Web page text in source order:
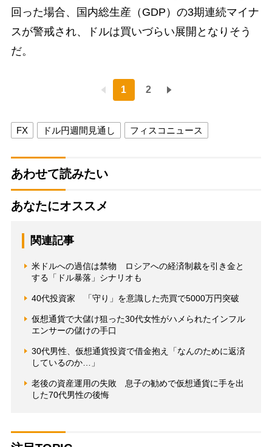
回った場合、国内総生産（GDP）の3期連続マイナ
スが警戒され、ドルは買いづらい展開となりそう
だ。
1 2
FX ドル円週間見通し フィスコニュース
あわせて読みたい
あなたにオススメ
関連記事
米ドルへの過信は禁物 ロシアへの経済制裁を引き金と
する「ドル暴落」シナリオも
40代投資家 「守り」を意識した売買で5000万円突破
仮想通貨で大儲け狙った30代女性がハメられたインフル
エンサーの儲けの手口
30代男性、仮想通貨投資で借金抱え「なんのために返済
しているのか…」
老後の資産運用の失敗 息子の勧めで仮想通貨に手を出
した70代男性の後悔